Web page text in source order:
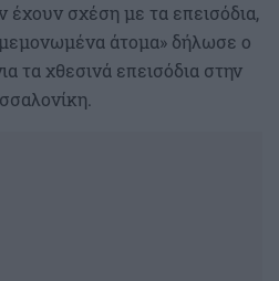
έχουν σχέση με τα επεισόδια,
άτομα» δήλωσε ο
τα χθεσινά επεισόδια στην